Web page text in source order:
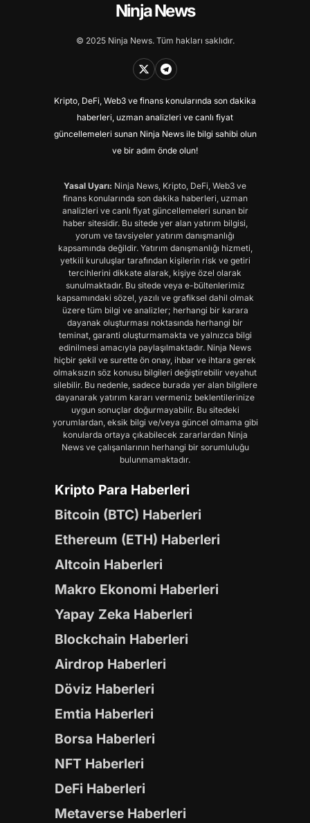
Ninja News
© 2025 Ninja News. Tüm hakları saklıdır.
Kripto, DeFi, Web3 ve finans konularında son dakika
haberleri, uzman analizleri ve canlı fiyat
güncellemeleri sunan Ninja News ile bilgi sahibi olun
ve bir adım önde olun!
Yasal Uyarı: Ninja News, Kripto, DeFi, Web3 ve
finans konularında son dakika haberleri, uzman
analizleri ve canlı fiyat güncellemeleri sunan bir
haber sitesidir. Bu sitede yer alan yatırım bilgisi,
yorum ve tavsiyeler yatırım danışmanlığı
kapsamında değildir. Yatırım danışmanlığı hizmeti,
yetkili kuruluşlar tarafından kişilerin risk ve getiri
tercihlerini dikkate alarak, kişiye özel olarak
sunulmaktadır. Bu sitede veya e-bültenlerimiz
kapsamındaki sözel, yazılı ve grafiksel dahil olmak
üzere tüm bilgi ve analizler; herhangi bir karara
dayanak oluşturması noktasında herhangi bir
teminat, garanti oluşturmamakta ve yalnızca bilgi
edinilmesi amacıyla paylaşılmaktadır. Ninja News
hiçbir şekil ve surette ön onay, ihbar ve ihtara gerek
olmaksızın söz konusu bilgileri değiştirebilir veyahut
silebilir. Bu nedenle, sadece burada yer alan bilgilere
dayanarak yatırım kararı vermeniz beklentilerinize
uygun sonuçlar doğurmayabilir. Bu sitedeki
yorumlardan, eksik bilgi ve/veya güncel olmama gibi
konularda ortaya çıkabilecek zararlardan Ninja
News ve çalışanlarının herhangi bir sorumluluğu
bulunmamaktadır.
Kripto Para Haberleri
Bitcoin (BTC) Haberleri
Ethereum (ETH) Haberleri
Altcoin Haberleri
Makro Ekonomi Haberleri
Yapay Zeka Haberleri
Blockchain Haberleri
Airdrop Haberleri
Döviz Haberleri
Emtia Haberleri
Borsa Haberleri
NFT Haberleri
DeFi Haberleri
Metaverse Haberleri